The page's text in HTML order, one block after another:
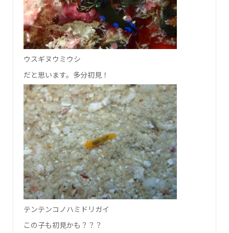
ウスギヌウミウシ
だと思います。多分初見！
テンテンコノハミドリガイ
この子も初見かも？？？